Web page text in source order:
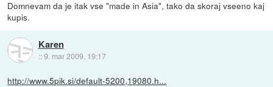
Domnevam da je itak vse "made in Asia", tako da skoraj vseeno kaj
kupis.
Karen
::9. mar 2009, 19:17
http://www.5pik.si/default-5200,19080.h...